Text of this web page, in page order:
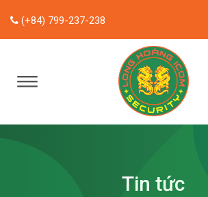
(+84) 799-237-238
Tin tức